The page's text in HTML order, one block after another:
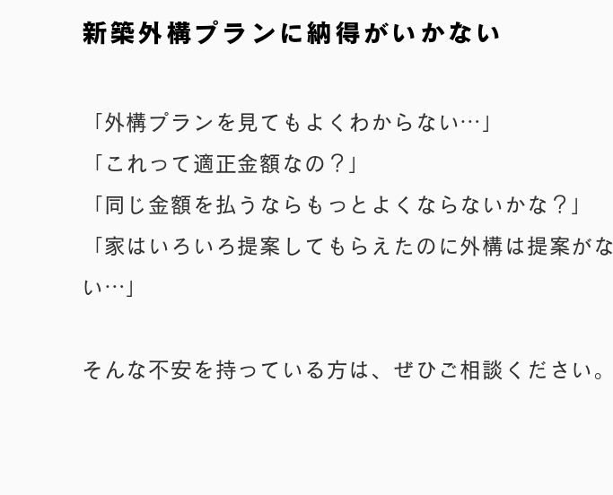
新築外構プランに納得がいかない
「外構プランを見てもよくわからない…」
「これって適正金額なの？」
「同じ金額を払うならもっとよくならないかな？」
「家はいろいろ提案してもらえたのに外構は提案がな
い…」
そんな不安を持っている方は、ぜひご相談ください。